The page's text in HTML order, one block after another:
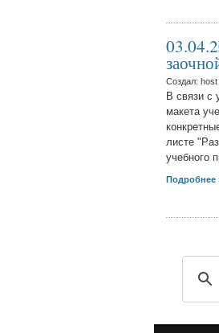
Создал: host
В связи с
макета
листе
учебного
Подробнее